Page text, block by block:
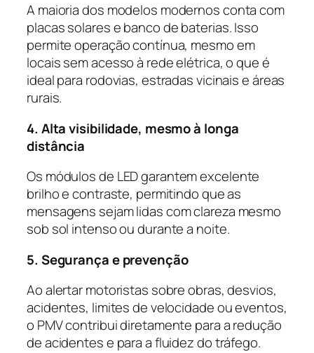
A maioria dos modelos modernos conta com
placas solares e banco de baterias. Isso
permite operação contínua, mesmo em
locais sem acesso à rede elétrica, o que é
ideal para rodovias, estradas vicinais e áreas
rurais.
4. Alta visibilidade, mesmo à longa
distância
Os módulos de LED garantem excelente
brilho e contraste, permitindo que as
mensagens sejam lidas com clareza mesmo
sob sol intenso ou durante a noite.
5. Segurança e prevenção
Ao alertar motoristas sobre obras, desvios,
acidentes, limites de velocidade ou eventos,
o PMV contribui diretamente para a redução
de acidentes e para a fluidez do tráfego.